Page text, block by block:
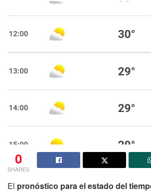
0
SHARES
El pronóstico para el estado del